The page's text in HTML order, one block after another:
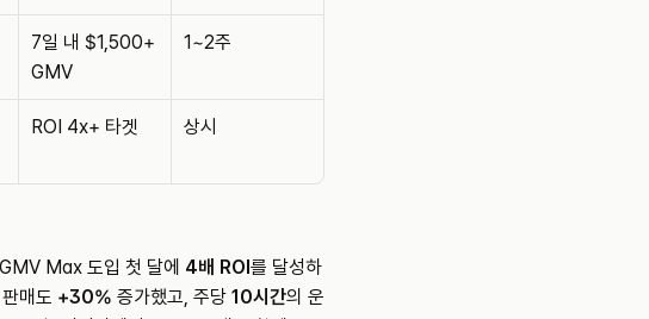
7일 내 $1,500+
GMV
1~2주
ROI 4x+ 타겟 상시
Max 도입 첫 달에 4배 ROI를 달성하
매도 +30% 증가했고, 주당 10시간의 운